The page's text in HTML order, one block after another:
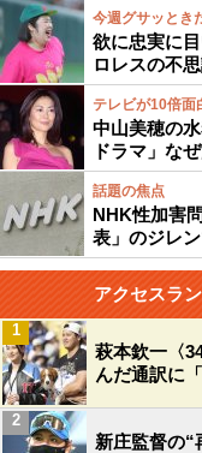
今週グサッとき
欲に忠実に
ロレスの不
テレビが10倍面
中山美穂の
ドラマ」な
話題の焦点
NHK性加害
表」のジレ
アクセスラ
萩本欽一〈
んだ通訳に
1
新庄監督の“
2